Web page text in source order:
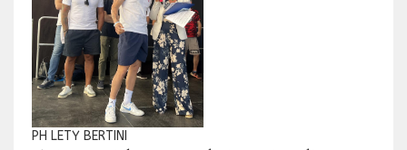
PH LETY BERTINI